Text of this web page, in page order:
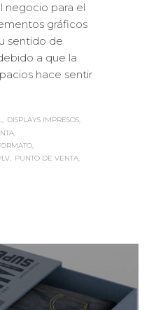
negocio para el
gráficos
sentido de
a que la
hace sentir
DISPLAYS IMPRESOS
PUNTO DE VENTA